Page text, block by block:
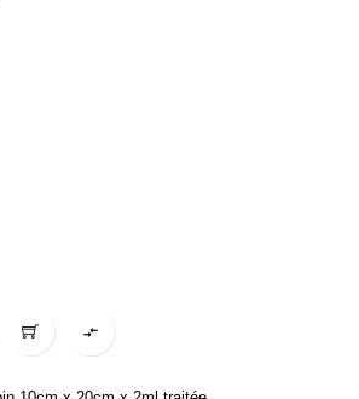
